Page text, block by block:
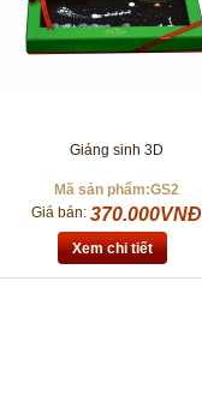
Giáng sinh 3D
Mã sản phẩm:GS2
Giá bán: 370.000VNĐ
Xem chi tiết